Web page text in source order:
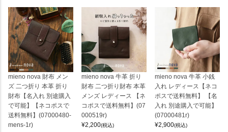
mieno nova 財布 メン
ズ 二つ折り 本革 折り
財布【名入れ 別途購入
で可能】【ネコポスで
送料無料】(07000480-
mens-1r)
mieno nova 牛革 折り
財布 二つ折り財布 本革
メンズ レディース 【ネ
コポスで送料無料】(07
000519r)
¥2,200(税込)
mieno nova 牛革 小銭
入れ レディース【ネコ
ポスで送料無料】 【名
入れ 別途購入で可能】
(07000481r)
¥2,900(税込)